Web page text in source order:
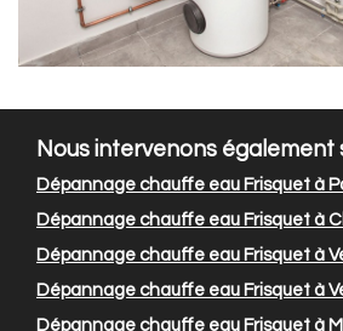
Nous intervenons également
Dépannage chauffe eau Frisquet à
Dépannage chauffe eau Frisquet à
Dépannage chauffe eau Frisquet à
Dépannage chauffe eau Frisquet à
Dépannage chauffe eau Frisquet à